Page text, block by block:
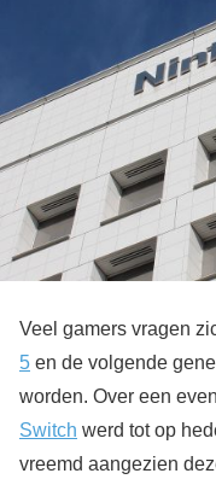
Veel gamers vragen
5 en de volgende
worden. Over een
Switch werd tot op
vreemd aangezien